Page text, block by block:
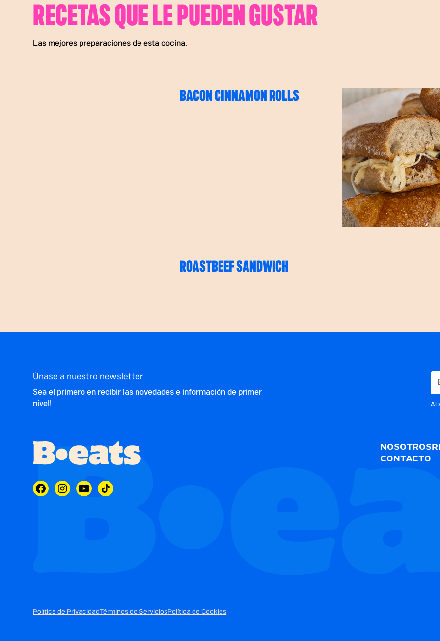
RECETAS QUE LE PUEDEN GUSTAR
Las mejores preparaciones de esta cocina.
BACON CINNAMON ROLLS
ROASTBEEF SANDWICH
Únase a nuestro newsletter
Sea el primero en recibir las novedades e información de primer
nivel!
Al
NOSOTROS
CONTACTO
Política de PrivacidadTérminos de ServiciosPolítica de Cookies